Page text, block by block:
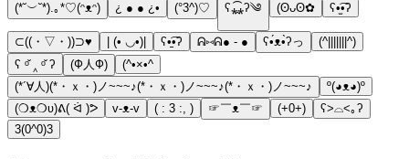
(*˘︶˘*).｡*♡(ᵔᴥᵔ) ¿ ● ● ¿• (°3^)♡ ʕ⁎̯͡⁎ʔ༄ (ʘᴗʘ✿ ʕ•̫͡•ʔ
⊂((・▽・))⊃♥️ | (• ◡•)| ʕ•̠͡•ʔ ᕱ⑅ᕱ● - ● ʕ•́ᴥ•̀ʔっ
(^|||||||^)
ʕ ᵒ̌ ‸ ᵒ̌ ʔ
(Ф人Ф)
(^•×•^
(*´∀人)(*・ｘ・)ノ~~~♪(*・ｘ・)ノ~~~♪(*・ｘ・)ノ~~~♪
º(◕ᴥ◕)º
(❍ᴥ❍ʋ)ᕕ( ᐛ )ᕗ
v-ᴥ-v ( : 3 :, ) ☞￣ᴥ￣☞ (+0+)
ʕ>⌓<｡ʔ
3(0^0)3